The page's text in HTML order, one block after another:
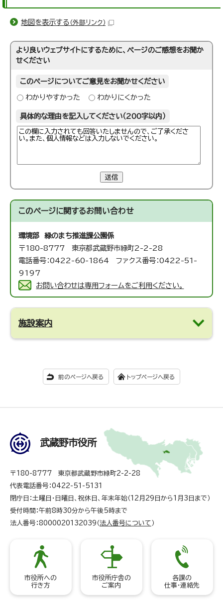
地図を表示する （外部リンク）
より良いウェブサイトにするために、ページのご感想をお聞か
せください
このページについてご意見をお聞かせください
わかりやすかった わかりにくかった
具体的な理由を記入してください（200字以内）
送信
このページに関するお問い合わせ
環境部 緑のまち推進課公園係
〒180-8777 東京都武蔵野市緑町2-2-28
電話番号：0422-60-1864 ファクス番号：0422-51-
9197
お問い合わせは専用フォームをご利用ください。
施設案内
前のページへ戻る トップページへ戻る
武蔵野市役所
〒180-8777 東京都武蔵野市緑町2-2-28
代表電話番号：0422-51-5131
閉庁日：土曜日・日曜日、祝休日、年末年始（12月29日から1月3日まで）
受付時間：午前8時30分から午後5時まで
法人番号：8000020132039（ 法人番号について ）
市役所への
行き方
市役所庁舎の
ご案内
各課の
仕事・連絡先